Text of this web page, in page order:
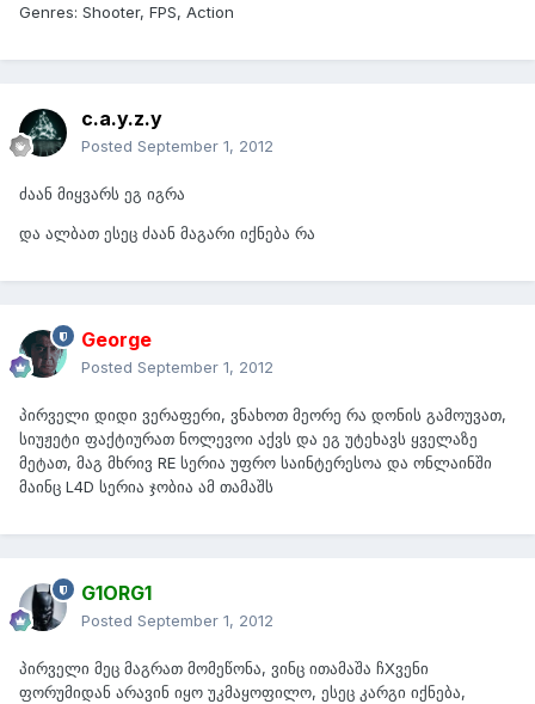
Genres: Shooter, FPS, Action
c.a.y.z.y
Posted September 1, 2012
ძაან მიყვარს ეგ იგრა
და ალბათ ესეც ძაან მაგარი იქნება რა
George
Posted September 1, 2012
პირველი დიდი ვერაფერი, ვნახოთ მეორე რა დონის გამოუვათ,
სიუჟეტი ფაქტიურათ ნოლევოი აქვს და ეგ უტეხავს ყველაზე
მეტათ, მაგ მხრივ RE სერია უფრო საინტერესოა და ონლაინში
მაინც L4D სერია ჯობია ამ თამაშს
G1ORG1
Posted September 1, 2012
პირველი მეც მაგრათ მომეწონა, ვინც ითამაშა ჩXვენი
ფორუმიდან არავინ იყო უკმაყოფილო, ესეც კარგი იქნება,